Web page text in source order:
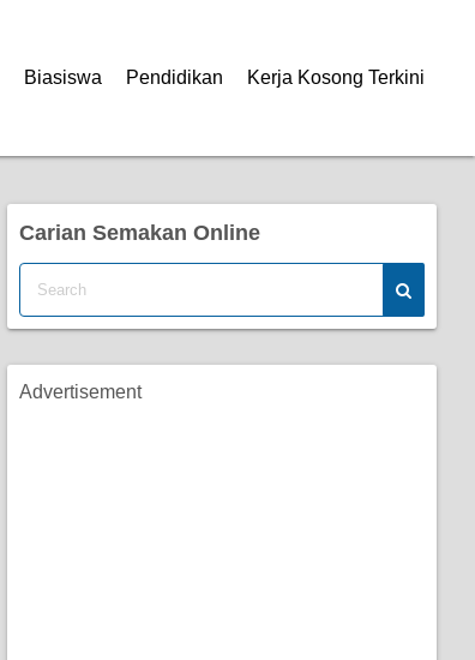
Biasiswa Pendidikan Kerja Kosong Terkini
Carian Semakan Online
Advertisement